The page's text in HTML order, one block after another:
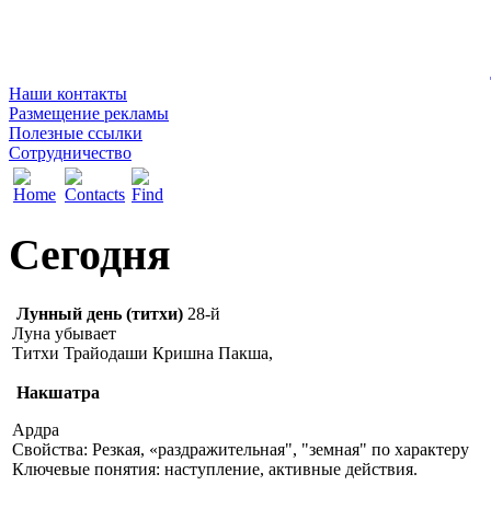
Наши контакты
Размещение рекламы
Полезные ссылки
Сотрудничество
Сегодня
Лунный день (титхи) 28-й
Луна убывает
Титхи Трайодаши Кришна Пакша,
Накшатра
Ардра
Свойства: Резкая, «раздражительная", "земная" по характеру
Ключевые понятия: наступление, активные действия.